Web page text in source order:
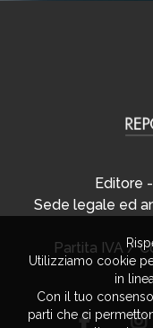
Editore
Sede legale ed
Partita IVA /
Utilizziamo cookie
in
Con il tuo
parti che ci